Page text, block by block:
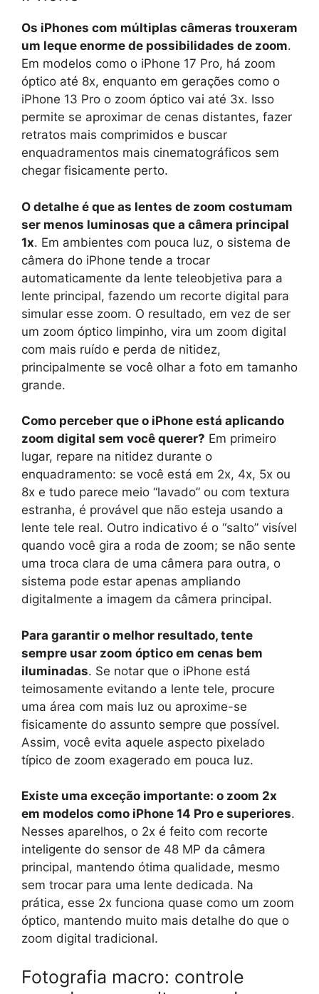
Os iPhones com múltiplas câmeras trouxeram
um leque enorme de possibilidades de zoom.
Em modelos como o iPhone 17 Pro, há zoom
óptico até 8x, enquanto em gerações como o
iPhone 13 Pro o zoom óptico vai até 3x. Isso
permite se aproximar de cenas distantes, fazer
retratos mais comprimidos e buscar
enquadramentos mais cinematográficos sem
chegar fisicamente perto.
O detalhe é que as lentes de zoom costumam
ser menos luminosas que a câmera principal
1x. Em ambientes com pouca luz, o sistema de
câmera do iPhone tende a trocar
automaticamente da lente teleobjetiva para a
lente principal, fazendo um recorte digital para
simular esse zoom. O resultado, em vez de ser
um zoom óptico limpinho, vira um zoom digital
com mais ruído e perda de nitidez,
principalmente se você olhar a foto em tamanho
grande.
Como perceber que o iPhone está aplicando
zoom digital sem você querer? Em primeiro
lugar, repare na nitidez durante o
enquadramento: se você está em 2x, 4x, 5x ou
8x e tudo parece meio “lavado” ou com textura
estranha, é provável que não esteja usando a
lente tele real. Outro indicativo é o “salto” visível
quando você gira a roda de zoom; se não sente
uma troca clara de uma câmera para outra, o
sistema pode estar apenas ampliando
digitalmente a imagem da câmera principal.
Para garantir o melhor resultado, tente
sempre usar zoom óptico em cenas bem
iluminadas. Se notar que o iPhone está
teimosamente evitando a lente tele, procure
uma área com mais luz ou aproxime-se
fisicamente do assunto sempre que possível.
Assim, você evita aquele aspecto pixelado
típico de zoom exagerado em pouca luz.
Existe uma exceção importante: o zoom 2x
em modelos como iPhone 14 Pro e superiores.
Nesses aparelhos, o 2x é feito com recorte
inteligente do sensor de 48 MP da câmera
principal, mantendo ótima qualidade, mesmo
sem trocar para uma lente dedicada. Na
prática, esse 2x funciona quase como um zoom
óptico, mantendo muito mais detalhe do que o
zoom digital tradicional.
Fotografia macro: controle